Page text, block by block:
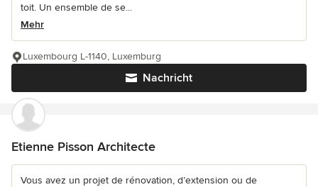
toit. Un ensemble de se...
Mehr
Nachricht
Luxembourg L-1140, Luxemburg
Etienne Pisson Architecte
Vous avez un projet de rénovation, d’extension ou de